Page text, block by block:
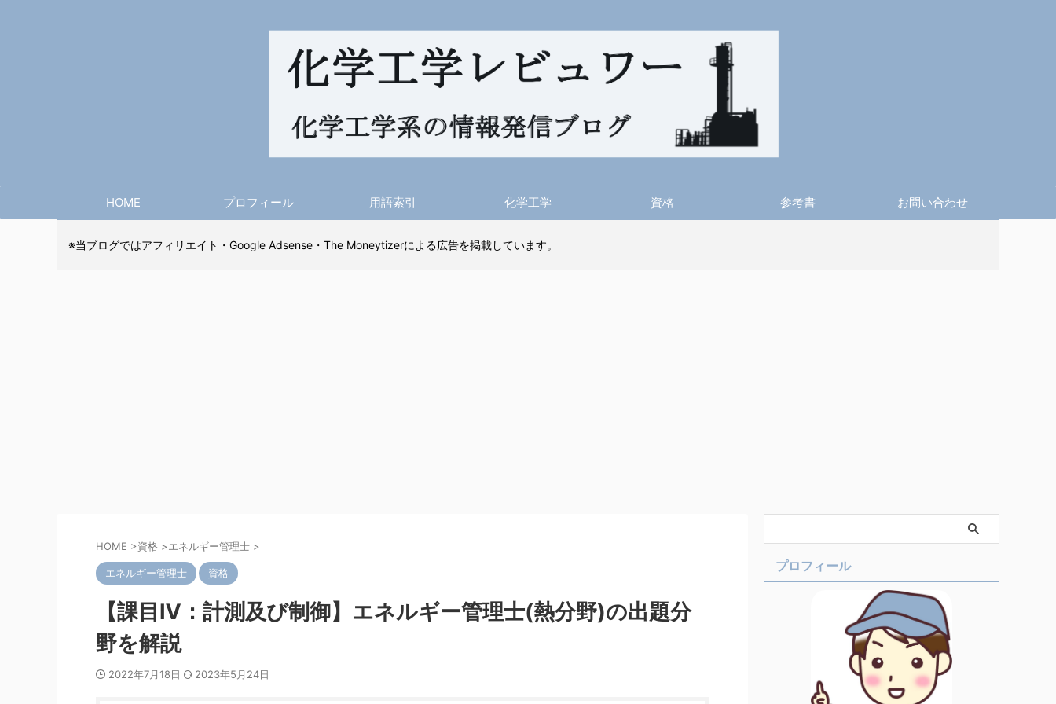
HOME プロフィール 用語索引 化学工学 資格 参考書 お問い合わせ
※当ブログではアフィリエイト・Google Adsense・The Moneytizerによる広告を掲載しています。
HOME >資格 >エネルギー管理士 >
エネルギー管理士 資格
【課目Ⅳ：計測及び制御】エネルギー管理士(熱分野)の出題分
野を解説
2022年7月18日 2023年5月24日
プロフィール